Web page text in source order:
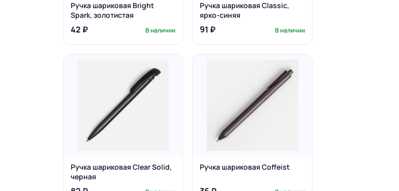
Ручка шариковая Bright
Spark, золотистая
42 ₽ В наличии
Ручка шариковая Classic,
ярко-синяя
91 ₽ В наличии
Ручка шариковая Clear Solid,
черная
Ручка шариковая Coffeist